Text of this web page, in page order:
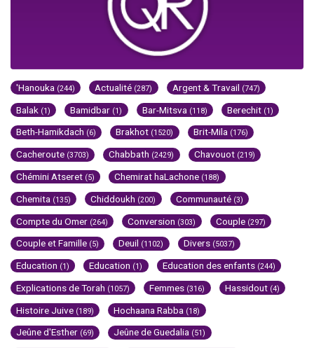
'Hanouka (244) Actualité (287) Argent & Travail (747)
Balak (1) Bamidbar (1) Bar-Mitsva (118) Berechit (1)
Beth-Hamikdach (6) Brakhot (1520) Brit-Mila (176)
Cacheroute (3703) Chabbath (2429) Chavouot (219)
Chémini Atseret (5) Chemirat haLachone (188)
Chemita (135) Chiddoukh (200) Communauté (3)
Compte du Omer (264) Conversion (303) Couple (297)
Couple et Famille (5) Deuil (1102) Divers (5037)
Education (1) Education (1) Education des enfants (244)
Explications de Torah (1057) Femmes (316) Hassidout (4)
Histoire Juive (189) Hochaana Rabba (18)
Jeûne d'Esther (69) Jeûne de Guedalia (51)